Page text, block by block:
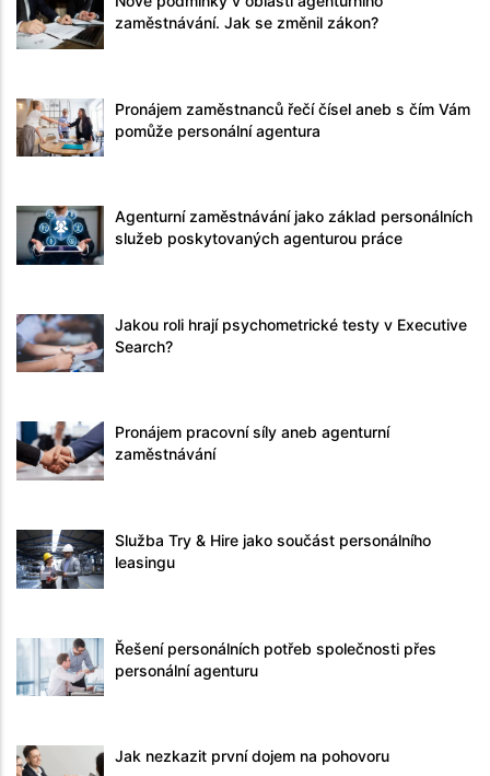
zaměstnávání. Jak se změnil zákon?
Pronájem zaměstnanců řečí čísel aneb s čím Vám
pomůže personální agentura
Agenturní zaměstnávání jako základ personálních
služeb poskytovaných agenturou práce
Jakou roli hrají psychometrické testy v Executive
Search?
Pronájem pracovní síly aneb agenturní
zaměstnávání
Služba Try & Hire jako součást personálního
leasingu
Řešení personálních potřeb společnosti přes
personální agenturu
Jak nezkazit první dojem na pohovoru